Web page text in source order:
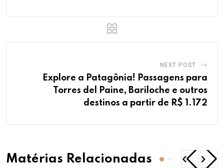
NEXT POST
Explore a Patagônia! Passagens para
Torres del Paine, Bariloche e outros
destinos a partir de R$ 1.172
Matérias Relacionadas